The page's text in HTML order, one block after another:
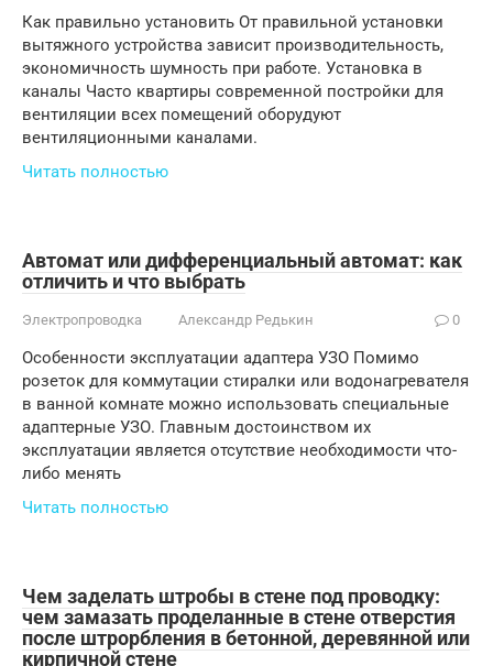
Как правильно установить От правильной установки
вытяжного устройства зависит производительность,
экономичность шумность при работе. Установка в
каналы Часто квартиры современной постройки для
вентиляции всех помещений оборудуют
вентиляционными каналами.
Читать полностью
Автомат или дифференциальный автомат: как
отличить и что выбрать
Электропроводка Александр Редькин 0
Особенности эксплуатации адаптера УЗО Помимо
розеток для коммутации стиралки или водонагревателя
в ванной комнате можно использовать специальные
адаптерные УЗО. Главным достоинством их
эксплуатации является отсутствие необходимости что-
либо менять
Читать полностью
Чем заделать штробы в стене под проводку:
чем замазать проделанные в стене отверстия
после штрорбления в бетонной, деревянной или
кирпичной стене